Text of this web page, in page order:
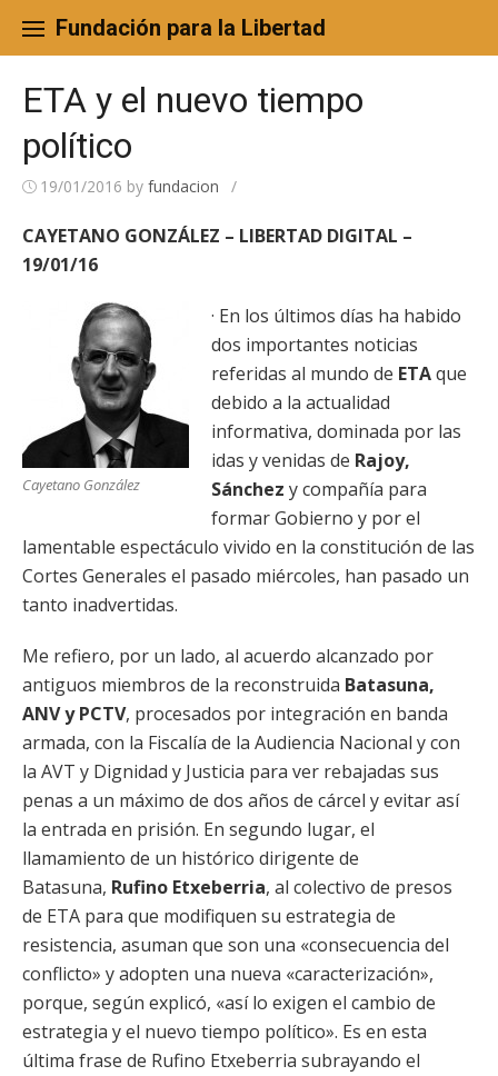
content
Fundación para la Libertad
ETA y el nuevo tiempo
político
19/01/2016 by fundacion /
CAYETANO GONZÁLEZ – LIBERTAD DIGITAL –
19/01/16
Cayetano González
· En los últimos días ha habido
dos importantes noticias
referidas al mundo de ETAque
debido a la actualidad
informativa, dominada por las
idas y venidas de Rajoy,
Sánchez y compañía para
formar Gobierno y por el
lamentable espectáculo vivido en la constitución de las
Cortes Generales el pasado miércoles, han pasado un
tanto inadvertidas.
Me refiero, por un lado, al acuerdo alcanzado por
antiguos miembros de la reconstruida Batasuna,
ANV y PCTV, procesados por integración en banda
armada, con la Fiscalía de la Audiencia Nacional y con
la AVT y Dignidad y Justicia para ver rebajadas sus
penas a un máximo de dos años de cárcel y evitar así
la entrada en prisión. En segundo lugar, el
llamamiento de un histórico dirigente de
Batasuna, Rufino Etxeberria, al colectivo de presos
de ETA para que modifiquen su estrategia de
resistencia, asuman que son una «consecuencia del
conflicto» y adopten una nueva «caracterización»,
porque, según explicó, «así lo exigen el cambio de
estrategia y el nuevo tiempo político». Es en esta
última frase de Rufino Etxeberria subrayando el